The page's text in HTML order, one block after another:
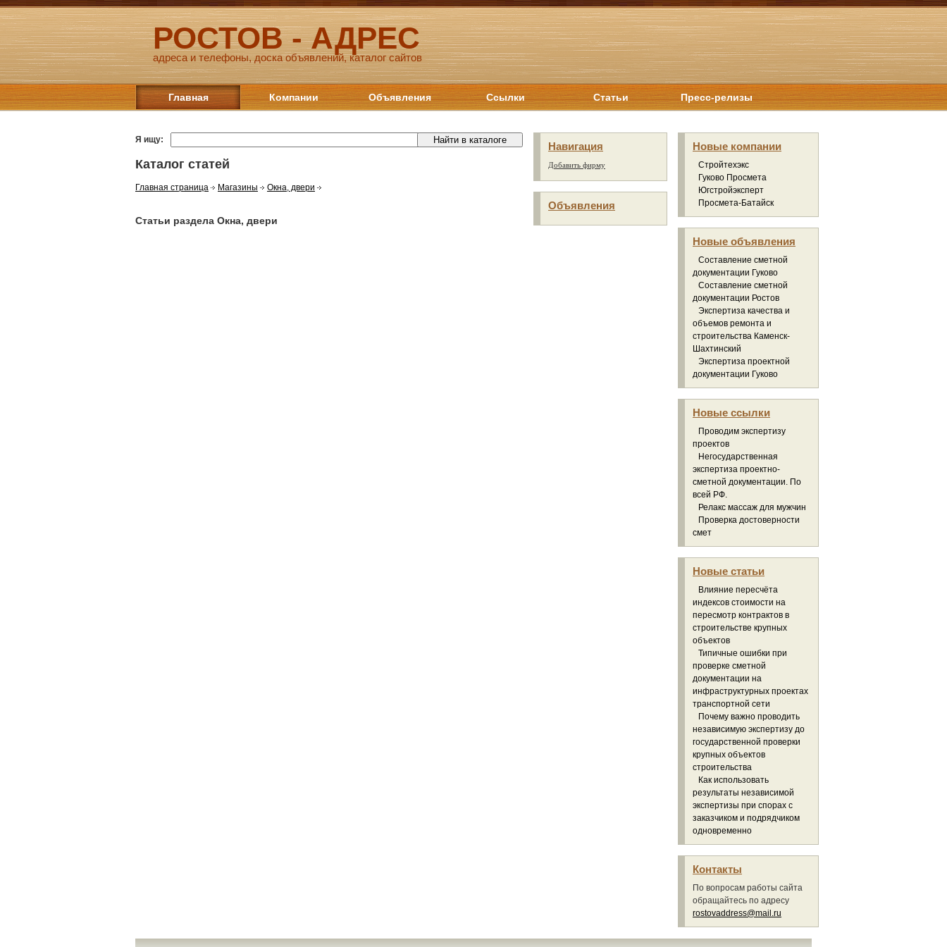
РОСТОВ - АДРЕС
адреса и телефоны, доска объявлений, каталог сайтов
Главная Компании Объявления Ссылки Статьи Пресс-релизы
Я ищу:
Каталог статей
Главная страница Магазины Окна, двери
Статьи раздела Окна, двери
Навигация
Добавить фирму
Объявления
Новые компании
Стройтехэкс
Гуково Просмета
Югстройэксперт
Просмета-Батайск
Новые объявления
Составление сметной
документации Гуково
Составление сметной
документации Ростов
Экспертиза качества и
объемов ремонта и
строительства Каменск-
Шахтинский
Экспертиза проектной
документации Гуково
Новые ссылки
Проводим экспертизу
проектов
Негосударственная
экспертиза проектно-
сметной документации. По
всей РФ.
Релакс массаж для мужчин
Проверка достоверности
смет
Новые статьи
Влияние пересчёта
индексов стоимости на
пересмотр контрактов в
строительстве крупных
объектов
Типичные ошибки при
проверке сметной
документации на
инфраструктурных проектах
транспортной сети
Почему важно проводить
независимую экспертизу до
государственной проверки
крупных объектов
строительства
Как использовать
результаты независимой
экспертизы при спорах с
заказчиком и подрядчиком
одновременно
Контакты
По вопросам работы сайта
обращайтесь по адресу
rostovaddress@mail.ru